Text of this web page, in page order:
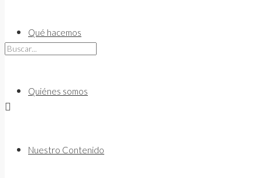
contentQué hacemos
Quiénes somos
Nuestro Contenido